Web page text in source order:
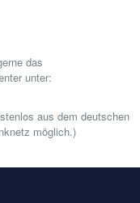
das
unter:
aus dem deutschen
möglich.)